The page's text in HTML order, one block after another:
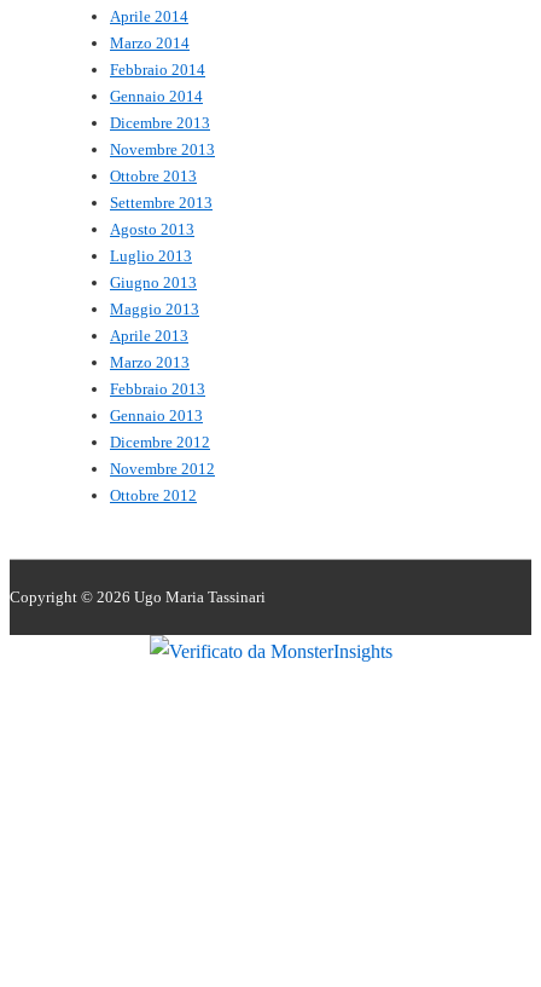
Aprile 2014
Marzo 2014
Febbraio 2014
Gennaio 2014
Dicembre 2013
Novembre 2013
Ottobre 2013
Settembre 2013
Agosto 2013
Luglio 2013
Giugno 2013
Maggio 2013
Aprile 2013
Marzo 2013
Febbraio 2013
Gennaio 2013
Dicembre 2012
Novembre 2012
Ottobre 2012
Copyright © 2026 Ugo Maria Tassinari